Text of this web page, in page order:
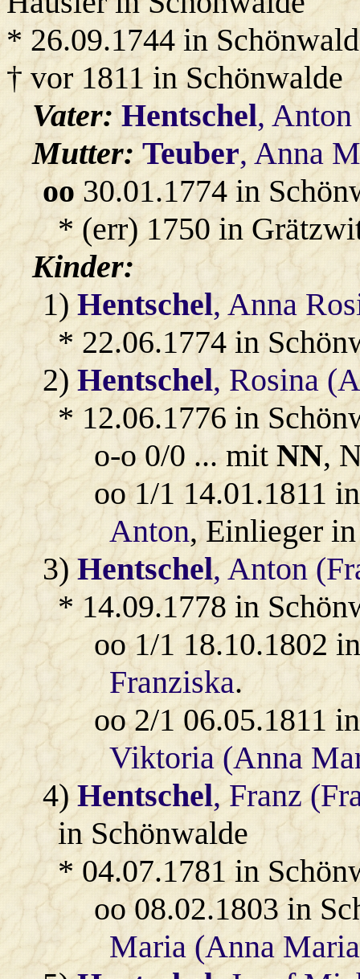
* 26.09.1744 in
† vor 1811 in Schönwalde
Vater:Hentschel, Anton
Mutter:Teuber, Anna
oo 30.01.1774 in
* (err) 1750 in
Kinder:
1)Hentschel, Anna
* 22.06.1774 in
2)Hentschel, Rosina
* 12.06.1776 in
o-o 0/0 ... mitNN,
oo 1/1 14.01.1811
Anton, Einlieger
3)Hentschel, Anton
* 14.09.1778 in
oo 1/1 18.10.1802
Franziska.
oo 2/1 06.05.1811
Viktoria (Anna
4)Hentschel, Franz
in Schönwalde
* 04.07.1781 in
oo 08.02.1803 in
Maria (Anna